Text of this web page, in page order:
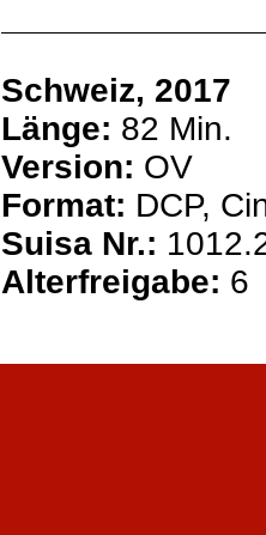
Schweiz, 2017
Länge: 82 Min.
Version: OV
Format: DCP,
Suisa Nr.:
Alterfreigabe: 6